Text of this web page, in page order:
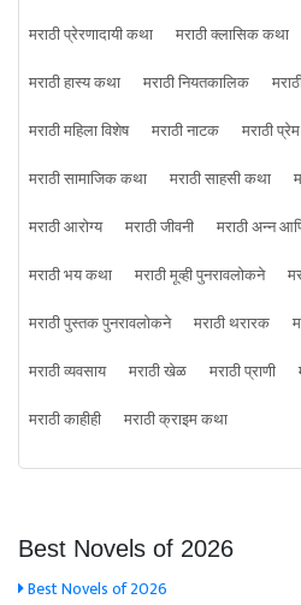
मराठी प्रेरणादायी कथा
मराठी क्लासिक कथा
मराठी हास्य कथा
मराठी नियतकालिक
मराठी महिला विशेष
मराठी नाटक मराठी
मराठी सामाजिक कथा
मराठी साहसी कथा
मराठी आरोग्य
मराठी जीवनी मराठी अन्न
मराठी भय कथा
मराठी मूव्ही पुनरावलोकने
मराठी पुस्तक पुनरावलोकने
मराठी थरारक
मराठी व्यवसाय
मराठी खेळ मराठी प्राणी
मराठी काहीही
मराठी क्राइम कथा
Best Novels of 2026
Best Novels of 2026